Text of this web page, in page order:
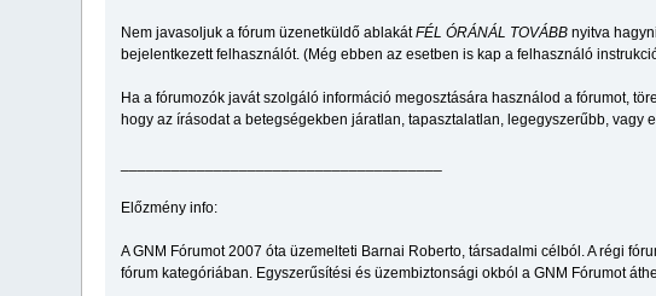
Nem javasoljuk a fórum üzenetküldő ablakátFÉL ÓRÁNÁL TOVÁBBnyitva
bejelentkezett felhasználót. (Még ebben az esetben is kap a felhasználó
Ha a fórumozók javát szolgáló információ megosztására használod a fórumot,
hogy az írásodat a betegségekben járatlan, tapasztalatlan, legegyszerűbb,
Előzmény info:
A GNM Fórumot 2007 óta üzemelteti Barnai Roberto, társadalmi célból. A régi
fórum kategóriában. Egyszerűsítési és üzembiztonsági okból a GNM Fórumot